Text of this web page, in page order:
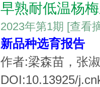
早熟耐低温杨
2023年第1期 [查看
新品种选育报告
作者:梁森苗，张
DOI:10.13925/